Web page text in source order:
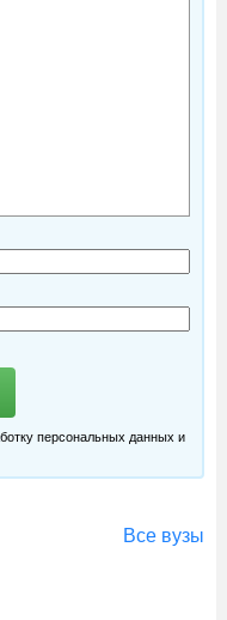
персональных данных и
Все вузы